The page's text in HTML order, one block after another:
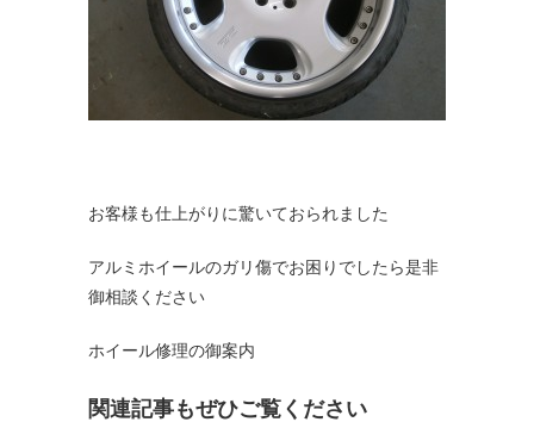
お客様も仕上がりに驚いておられました
アルミホイールのガリ傷でお困りでしたら是非
御相談ください
ホイール修理の御案内
関連記事もぜひご覧ください